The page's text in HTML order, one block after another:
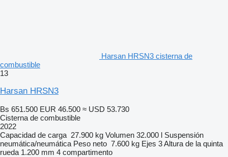
Harsan HRSN3 cisterna de
combustible
13
Harsan HRSN3
Bs 651.500 EUR 46.500 ≈ USD 53.730
Cisterna de combustible
2022
Capacidad de carga 27.900 kg Volumen 32.000 l Suspensión
neumática/neumática Peso neto 7.600 kg Ejes 3Altura de la quinta
rueda 1.200 mm 4 compartimento